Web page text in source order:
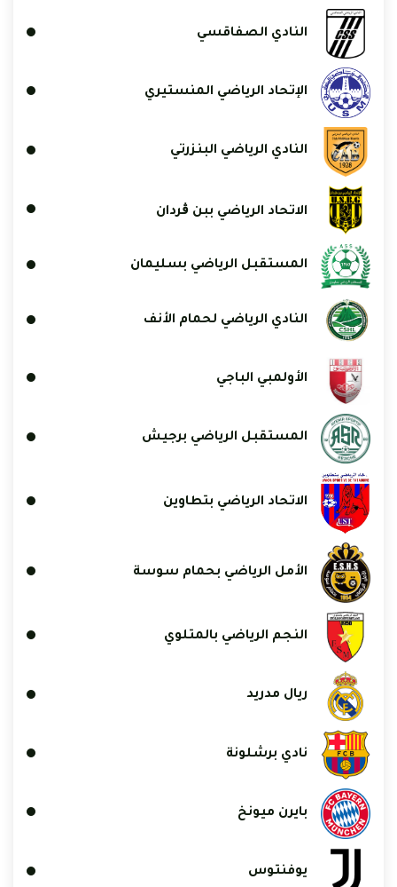
النادي الصفاقسي
الإتحاد الرياضي المنستيري
النادي الرياضي البنزرتي
الاتحاد الرياضي ببن ڨردان
المستقبل الرياضي بسليمان
النادي الرياضي لحمام الأنف
الأولمبي الباجي
المستقبل الرياضي برجيش
الاتحاد الرياضي بتطاوين
الأمل الرياضي بحمام سوسة
النجم الرياضي بالمتلوي
ريال مدريد
نادي برشلونة
بايرن ميونخ
يوفنتوس